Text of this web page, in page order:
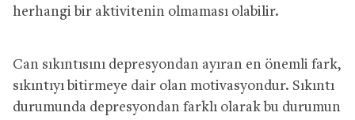
herhangi bir aktivitenin olmaması olabilir.
Can sıkıntısını depresyondan ayıran en önemli fark,
sıkıntıyı bitirmeye dair olan motivasyondur. Sıkıntı
durumunda depresyondan farklı olarak bu durumun